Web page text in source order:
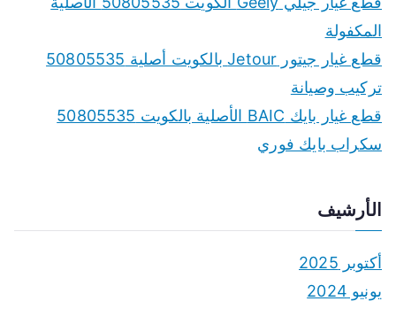
المكفولة
قطع غيار جيتور Jetour بالكويت أصلية 50805535
تركيب وصيانة
قطع غيار بايك BAIC الأصلية بالكويت 50805535
سكراب بايك فوري
الأرشيف
أكتوبر 2025
يونيو 2024